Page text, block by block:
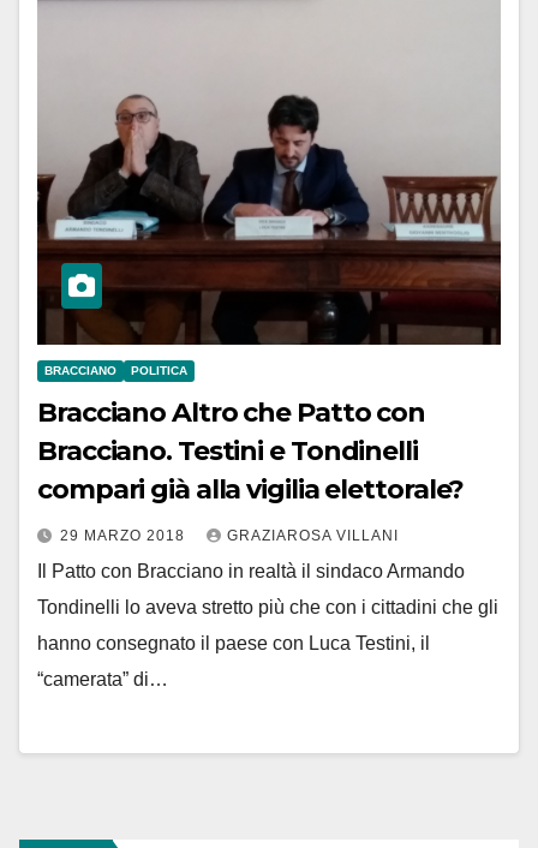
BRACCIANO POLITICA
Bracciano Altro che Patto con
Bracciano. Testini e Tondinelli
compari già alla vigilia elettorale?
29 MARZO 2018 GRAZIAROSA VILLANI
Il Patto con Bracciano in realtà il sindaco Armando
Tondinelli lo aveva stretto più che con i cittadini che gli
hanno consegnato il paese con Luca Testini, il
“camerata” di…